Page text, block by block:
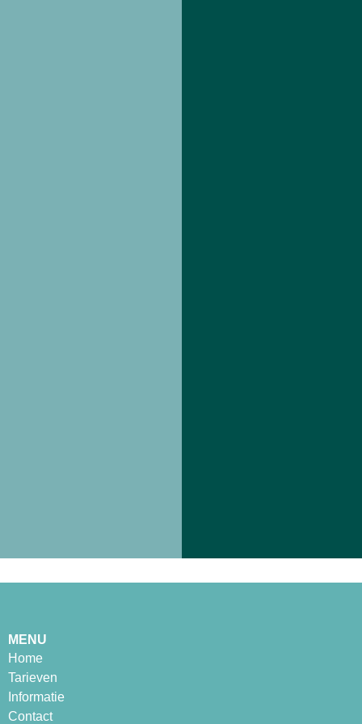
MENU
Home
Tarieven
Informatie
Contact